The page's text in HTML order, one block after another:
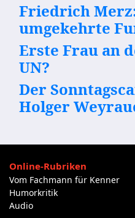
Friedrich
umgekehrte
Erste Frau an
UN?
Der
Holger
Online-Rubriken
Vom Fachmann für Kenner
Humorkritik
Audio